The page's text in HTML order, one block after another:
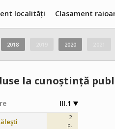
localități Clasament
2018 2020
la cunoștință
III.1
2
p.